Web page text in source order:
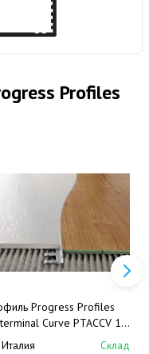
Profiles
Progress Profiles
Curve PTACCV 10
(нерж. сталь), гибкий,
Италия Склад